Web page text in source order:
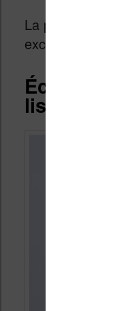
La première
excellente !
Écran 7
liseuse